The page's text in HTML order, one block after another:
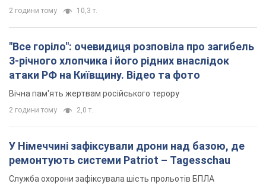
2 години тому 10,3 т.
"Все горіло": очевидиця розповіла про загибель
3-річного хлопчика і його рідних внаслідок
атаки РФ на Київщину. Відео та фото
Вічна пам'ять жертвам російського терору
2 години тому 2,0 т.
У Німеччині зафіксували дрони над базою, де
ремонтують системи Patriot – Tagesschau
Служба охорони зафіксувала шість прольотів БПЛА